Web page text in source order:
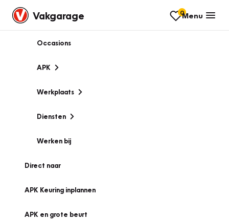
Vakgarage 0Menu
Occasions
APK
Werkplaats
Diensten
Werken bij
Direct naar
APK Keuring inplannen
APK en grote beurt